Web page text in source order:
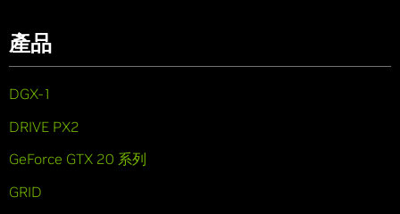
產品
DGX-1
DRIVE PX2
GeForce GTX 20 系列
GRID